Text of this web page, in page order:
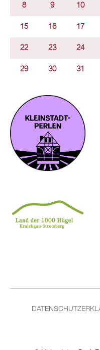
8 9 10
15 16 17
22 23 24
29 30 31